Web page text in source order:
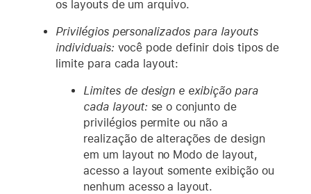
os layouts de um arquivo.
Privilégios personalizados para layouts
individuais: você pode definir dois tipos de
limite para cada layout:
Limites de design e exibição para
cada layout: se o conjunto de
privilégios permite ou não a
realização de alterações de design
em um layout no Modo de layout,
acesso a layout somente exibição ou
nenhum acesso a layout.